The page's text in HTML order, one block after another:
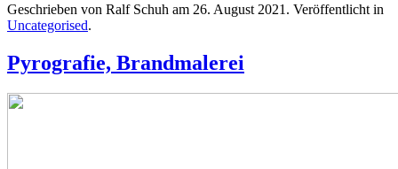
Geschrieben von Ralf Schuh am 26. August 2021 . Veröffentlicht in
Uncategorised.
Pyrografie, Brandmalerei